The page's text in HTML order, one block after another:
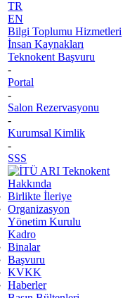
TR
EN
Bilgi Toplumu Hizmetleri
İnsan Kaynakları
Teknokent Başvuru
-
Portal
-
Salon Rezervasyonu
-
Kurumsal Kimlik
-
SSS
Hakkında
Birlikte İleriye
Organizasyon
Yönetim Kurulu
Kadro
Binalar
Başvuru
KVKK
Haberler